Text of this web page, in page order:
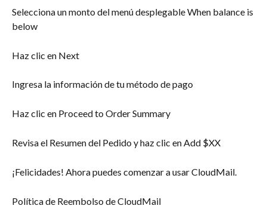
Selecciona un monto del menú desplegable When balance is
below
Haz clic en Next
Ingresa la información de tu método de pago
Haz clic en Proceed to Order Summary
Revisa el Resumen del Pedido y haz clic en Add $XX
¡Felicidades! Ahora puedes comenzar a usar CloudMail.
Política de Reembolso de CloudMail